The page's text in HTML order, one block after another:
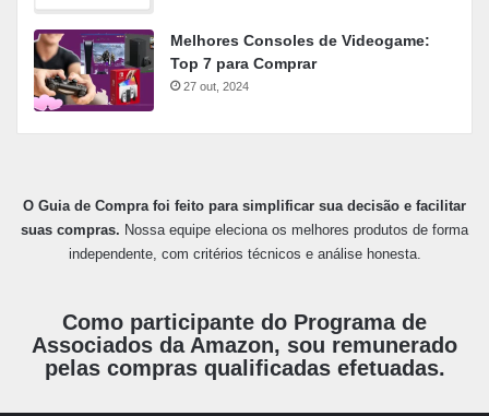
Melhores Consoles de Videogame:
Top 7 para Comprar
27 out, 2024
O Guia de Compra foi feito para simplificar sua decisão e facilitar
suas compras. Nossa equipe eleciona os melhores produtos de forma
independente, com critérios técnicos e análise honesta.
Como participante do Programa de
Associados da Amazon, sou remunerado
pelas compras qualificadas efetuadas.